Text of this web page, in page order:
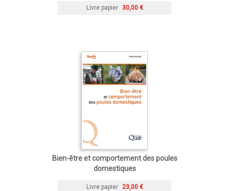
Livre papier 30,00 €
Bien-être et comportement des poules
domestiques
Livre papier 23,00 €